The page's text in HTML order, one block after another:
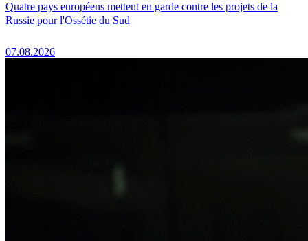
Quatre pays européens mettent en garde contre les projets de la
Russie pour l'Ossétie du Sud
07.08.2026